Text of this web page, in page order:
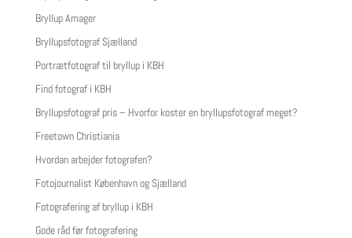
Bryllup Amager
Bryllupsfotograf Sjælland
Portrætfotograf til bryllup i KBH
Find fotograf i KBH
Bryllupsfotograf pris – Hvorfor koster en bryllupsfotograf meget?
Freetown Christiania
Hvordan arbejder fotografen?
Fotojournalist København og Sjælland
Fotografering af bryllup i KBH
Gode råd før fotografering